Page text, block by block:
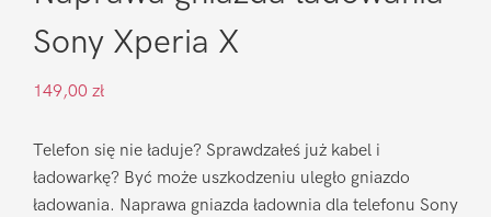
Sony Xperia X
149,00 zł
Telefon się nie ładuje? Sprawdzałeś już kabel i
ładowarkę? Być może uszkodzeniu uległo gniazdo
ładowania. Naprawa gniazda ładownia dla telefonu Sony